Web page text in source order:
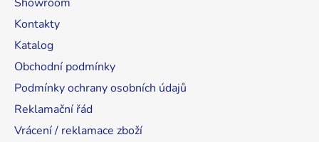
Kontakty
Katalog
Obchodní podmínky
Podmínky ochrany osobních údajů
Reklamační řád
Vrácení / reklamace zboží